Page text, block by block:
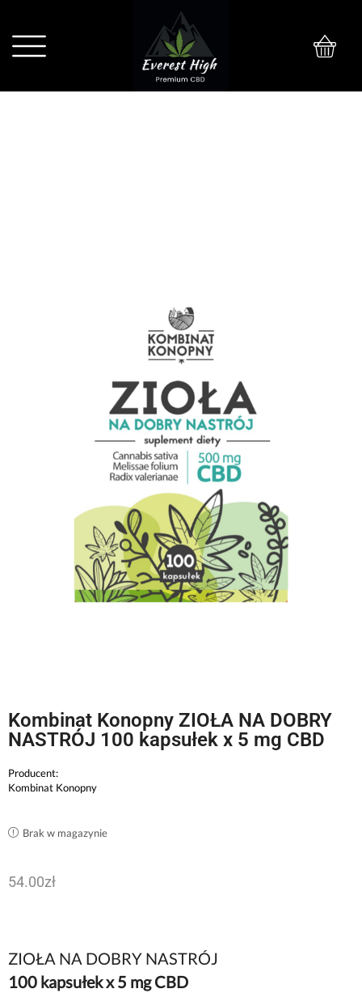
Kombinat Konopny ZIOŁA NA DOBRY
NASTRÓJ 100 kapsułek x 5 mg CBD
Producent:
Kombinat Konopny
Brak w magazynie
54.00zł
ZIOŁA NA DOBRY NASTRÓJ
100 kapsułek x 5 mg CBD